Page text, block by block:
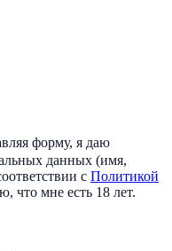
форму, я даю
данных (имя,
с Политикой
что мне есть 18 лет.